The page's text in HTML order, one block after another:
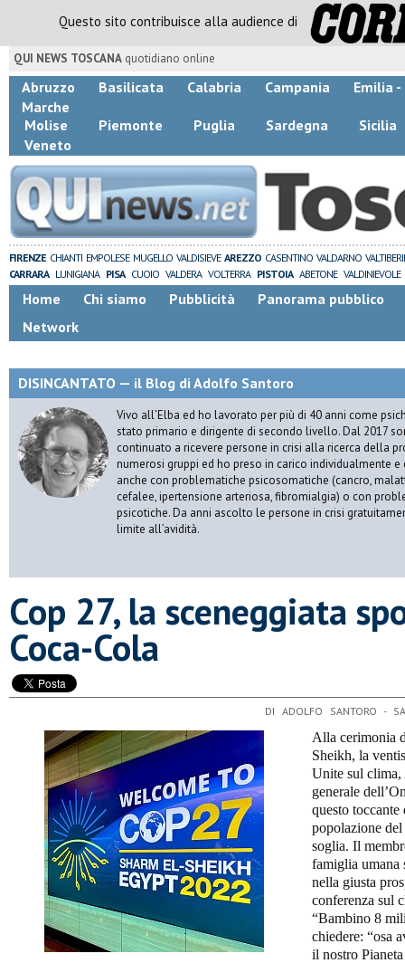
Questo sito contribuisce alla audience di
QUI NEWS TOSCANA quotidiano online
Abruzzo Basilicata Calabria Campania
Emilia -
Marche
Molise
Piemonte Puglia Sardegna
Sicilia
Veneto
FIRENZE CHIANTI EMPOLESE MUGELLO VALDISIEVE AREZZO CASENTINO VALDARNO
CARRARA LUNIGIANA PISA CUOIO VALDERA VOLTERRA PISTOIA ABETONE VALDINIEVOLE
Home Chi siamo Pubblicità
Panorama pubblico
Network
DISINCANTATO — il Blog di Adolfo Santoro
Vivo all’Elba ed ho lavorato per più di 40 anni come
stato primario e dirigente di secondo livello. Dal 2017
continuato a ricevere persone in crisi alla ricerca della
numerosi gruppi ed ho preso in carico individualmente
anche con problematiche psicosomatiche (cancro,
cefalee, ipertensione arteriosa, fibromialgia) o con
psicotiche. Da anni ascolto le persone in crisi
limite all’avidità.
​Cop 27, la sceneggiata
Coca-Cola
DI ADOLFO SANTORO -
Alla cerimonia
Sheikh, la
Unite sul clima,
generale
questo
popolazione del
soglia. Il
famiglia umana
nella giusta
conferenza sul
“Bambino 8
chiedere: “osa
il nostro